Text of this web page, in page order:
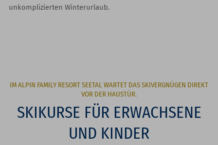
unkomplizierten Winterurlaub.
IM ALPIN FAMILY RESORT SEETAL WARTET DAS SKIVERGNÜGEN DIREKT
VOR DER HAUSTÜR.
SKIKURSE FÜR ERWACHSENE
UND KINDER